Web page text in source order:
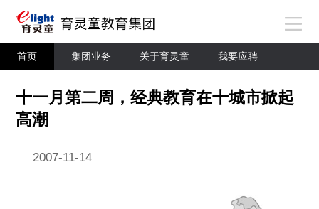
首页 集团业务 关于育灵童 我要应聘
十一月第二周，经典教育在十城市掀起
高潮
2007-11-14